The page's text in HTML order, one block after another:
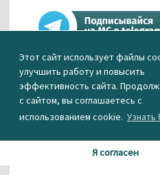
Этот сайт использует файлы
улучшить работу и повысить
эффективность сайта.
с сайтом, вы соглашаетесь с
использованием cookie.
Я согласен
Афиша Афиша
На гастролях в
знаменитый клоун